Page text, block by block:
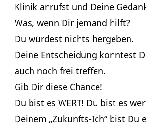
Klinik anrufst und Deine
Was, wenn Dir jemand hilft?
Du würdest nichts hergeben.
Deine Entscheidung könntest
auch noch frei treffen.
Gib Dir diese Chance!
Du bist es WERT! Du bist es
Deinem „Zukunfts-Ich“ bist Du